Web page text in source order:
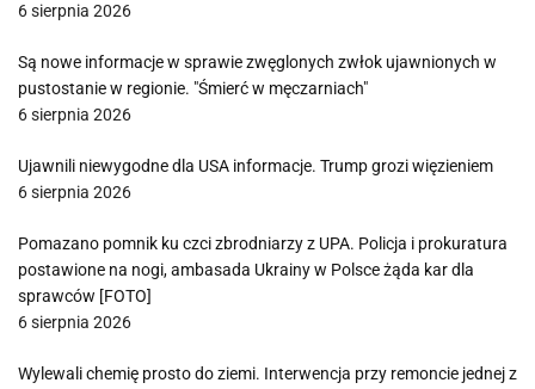
6 sierpnia 2026
Są nowe informacje w sprawie zwęglonych zwłok ujawnionych w
pustostanie w regionie. "Śmierć w męczarniach"
6 sierpnia 2026
Ujawnili niewygodne dla USA informacje. Trump grozi więzieniem
6 sierpnia 2026
Pomazano pomnik ku czci zbrodniarzy z UPA. Policja i prokuratura
postawione na nogi, ambasada Ukrainy w Polsce żąda kar dla
sprawców [FOTO]
6 sierpnia 2026
Wylewali chemię prosto do ziemi. Interwencja przy remoncie jednej z